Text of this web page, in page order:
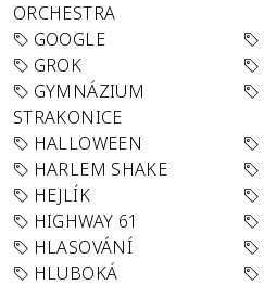
ORCHESTRA
GOOGLE
GROK
GYMNÁZIUM
STRAKONICE
HALLOWEEN
HARLEM SHAKE
HEJLÍK
HIGHWAY 61
HLASOVÁNÍ
HLUBOKÁ